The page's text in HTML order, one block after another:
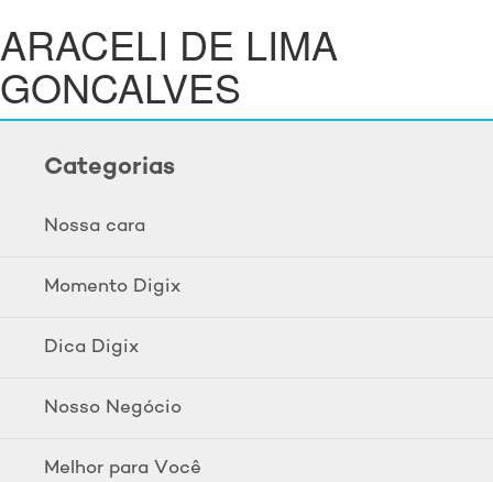
ARACELI DE LIMA
GONCALVES
Categorias
Nossa cara
Momento Digix
Dica Digix
Nosso Negócio
Melhor para Você